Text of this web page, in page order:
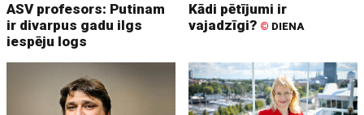
ASV profesors: Putinam
ir divarpus gadu ilgs
iespēju logs
Kādi pētījumi ir
vajadzīgi? © DIENA